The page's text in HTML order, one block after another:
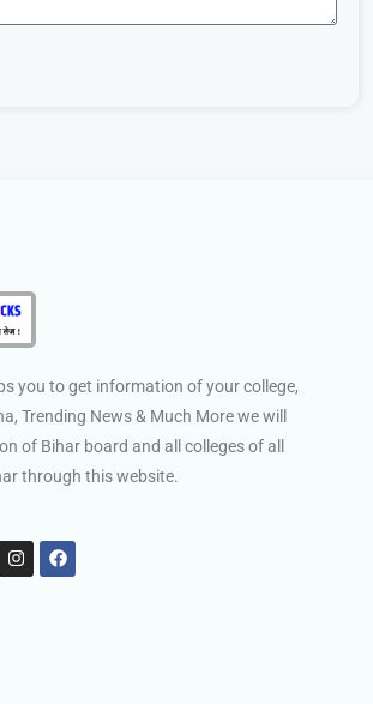
you to get information of your college,
Trending News & Much More we will
of Bihar board and all colleges of all
through this website.